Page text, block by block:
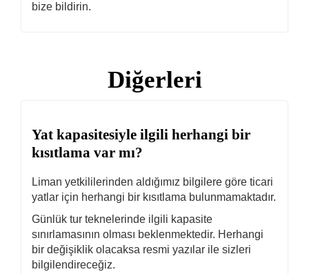
bize bildirin.
Diğerleri
Yat kapasitesiyle ilgili herhangi bir
kısıtlama var mı?
Liman yetkililerinden aldığımız bilgilere göre ticari
yatlar için herhangi bir kısıtlama bulunmamaktadır.
Günlük tur teknelerinde ilgili kapasite
sınırlamasının olması beklenmektedir. Herhangi
bir değişiklik olacaksa resmi yazılar ile sizleri
bilgilendireceğiz.